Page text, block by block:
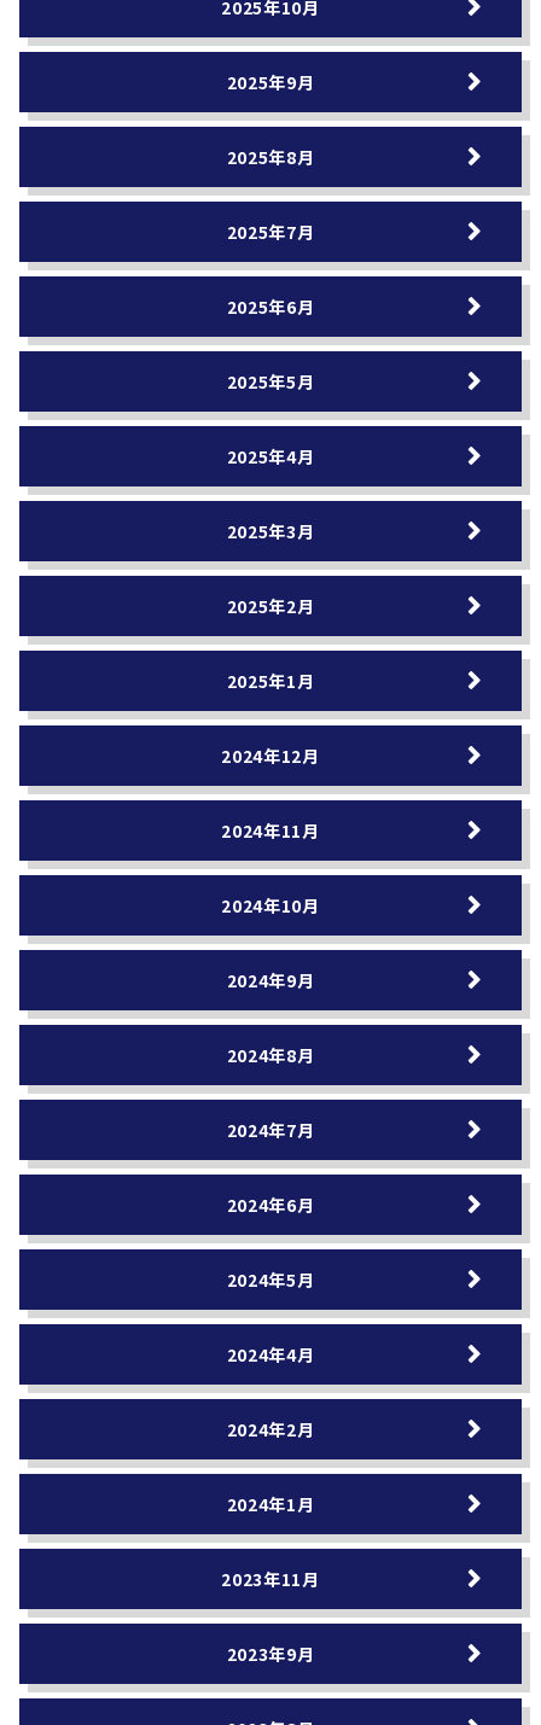
2025年10月
2025年9月
2025年8月
2025年7月
2025年6月
2025年5月
2025年4月
2025年3月
2025年2月
2025年1月
2024年12月
2024年11月
2024年10月
2024年9月
2024年8月
2024年7月
2024年6月
2024年5月
2024年4月
2024年2月
2024年1月
2023年11月
2023年9月